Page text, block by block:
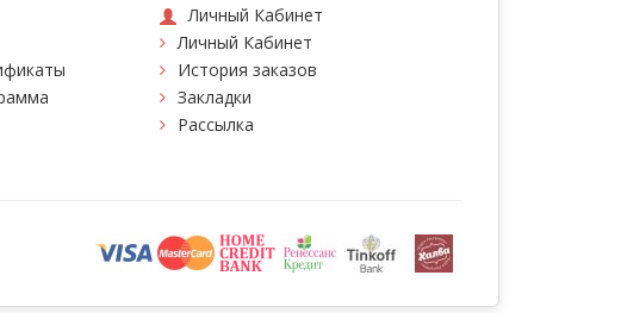
Личный Кабинет
Личный Кабинет
История заказов
Закладки
Рассылка